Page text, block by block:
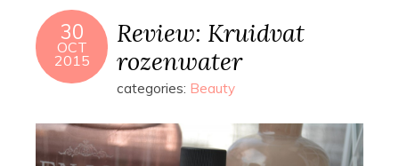
30
OCT
2015
Review: Kruidvat
rozenwater
categories: Beauty